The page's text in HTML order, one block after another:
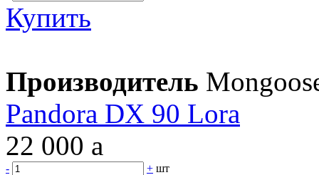
Купить
Производитель
Pandora DX 90 Lora
22 000 a
- + шт